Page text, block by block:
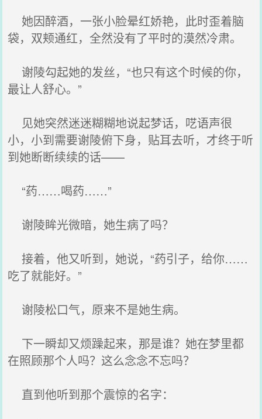
她因醉酒，一张小脸晕红娇艳，此时歪着脑
袋，双颊通红，全然没有了平时的漠然冷肃。
谢陵勾起她的发丝，“也只有这个时候的你，
最让人舒心。”
见她突然迷迷糊糊地说起梦话，呓语声很
小，小到需要谢陵俯下身，贴耳去听，才终于听
到她断断续续的话——
“药……喝药……”
谢陵眸光微暗，她生病了吗？
接着，他又听到，她说，“药引子，给你……
吃了就能好。”
谢陵松口气，原来不是她生病。
下一瞬却又烦躁起来，那是谁？她在梦里都
在照顾那个人吗？这么念念不忘吗？
直到他听到那个震惊的名字：